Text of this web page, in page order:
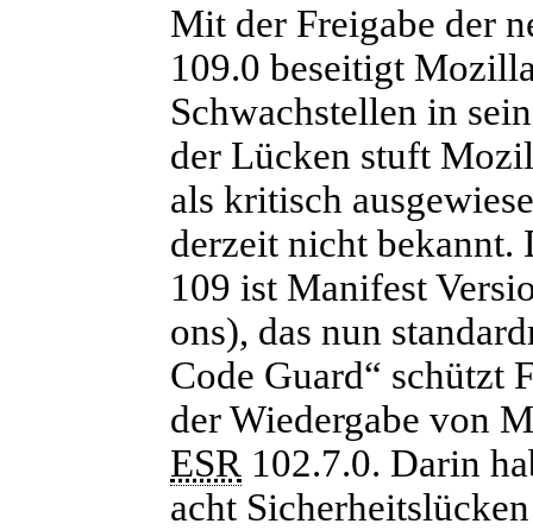
Mit der Freigabe der
109.0 beseitigt
Schwachstellen in
der Lücken stuft
als kritisch
derzeit nicht
109 ist Manifest
ons), das nun
Code Guard“ schützt
der Wiedergabe von
ESR 102.7.0. Darin
acht